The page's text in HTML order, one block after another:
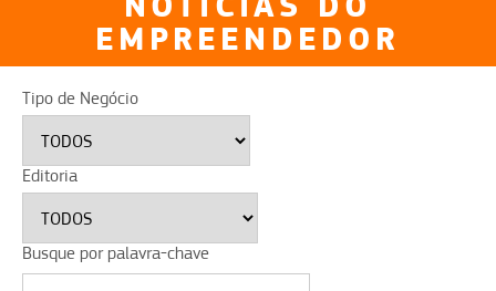
EMPREENDEDOR
Tipo de Negócio
Editoria
Busque por palavra-chave